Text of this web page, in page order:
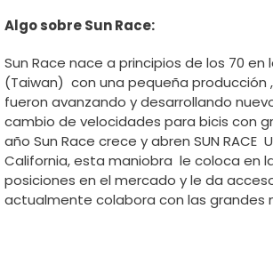
Algo sobre Sun Race:
Sun Race nace a principios de los 70 en
(Taiwan) con una pequeña producción
fueron avanzando y desarrollando
cambio de velocidades para bicis con
año Sun Race crece y abren SUN RACE
California, esta maniobra le coloca en
posiciones en el mercado y le da
actualmente colabora con las grandes